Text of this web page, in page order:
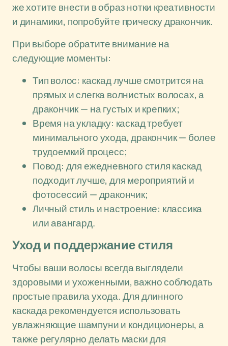
же хотите внести в образ нотки креативности
и динамики, попробуйте прическу дракончик.
При выборе обратите внимание на
следующие моменты:
Тип волос: каскад лучше смотрится на
прямых и слегка волнистых волосах, а
дракончик — на густых и крепких;
Время на укладку: каскад требует
минимального ухода, дракончик — более
трудоемкий процесс;
Повод: для ежедневного стиля каскад
подходит лучше, для мероприятий и
фотосессий — дракончик;
Личный стиль и настроение: классика
или авангард.
Уход и поддержание стиля
Чтобы ваши волосы всегда выглядели
здоровыми и ухоженными, важно соблюдать
простые правила ухода. Для длинного
каскада рекомендуется использовать
увлажняющие шампуни и кондиционеры, а
также регулярно делать маски для